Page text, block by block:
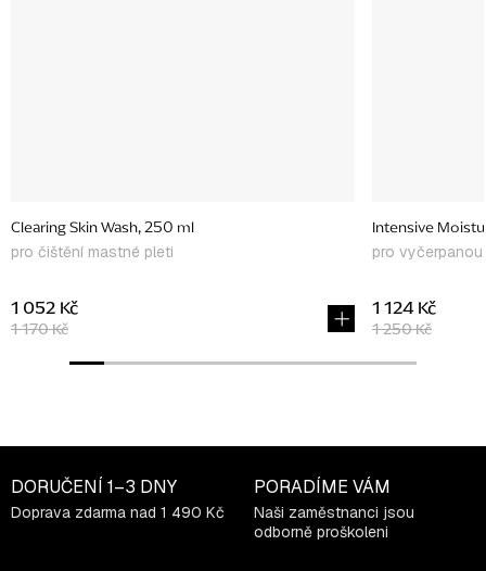
Clearing Skin Wash, 250 ml
pro čištění mastné pleti
1 170 Kč
1 052 Kč
Intensive
pro
1 250 Kč
1 124 Kč
DORUČENÍ 1–3 DNY
Doprava zdarma nad 1 490 Kč
PORADÍME VÁM
Naši zaměstnanci jsou
odborně proškoleni